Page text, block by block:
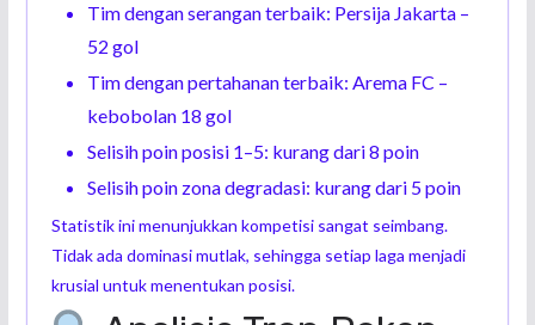
Tim dengan serangan terbaik: Persija Jakarta –
52 gol
Tim dengan pertahanan terbaik: Arema FC –
kebobolan 18 gol
Selisih poin posisi 1–5: kurang dari 8 poin
Selisih poin zona degradasi: kurang dari 5 poin
Statistik ini menunjukkan kompetisi sangat seimbang.
Tidak ada dominasi mutlak, sehingga setiap laga menjadi
krusial untuk menentukan posisi.